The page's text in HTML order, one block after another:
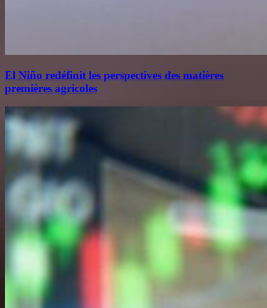
El Niño redéfinit les perspectives des matières
premières agricoles